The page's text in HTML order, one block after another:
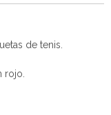
de tenis.
rojo.